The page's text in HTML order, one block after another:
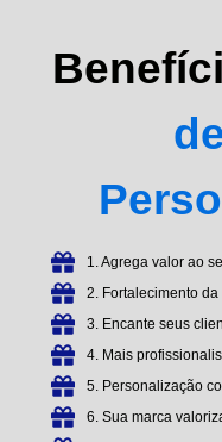
1. Agrega valor ao
2. Fortalecimento da
3. Encante seus
4. Mais
5. Personalização
6. Sua marca